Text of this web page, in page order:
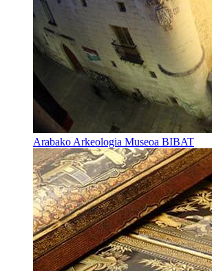
Arabako Arkeologia Museoa BIBAT